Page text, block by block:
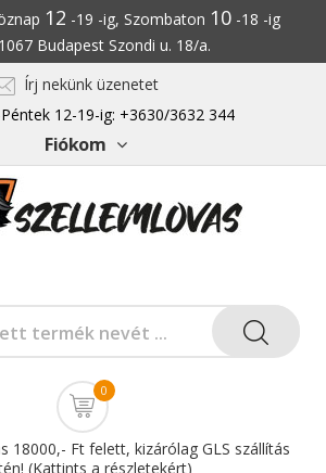
12 -19 -ig, Szombaton 10-18 -ig
Budapest Szondi u. 18/a.
Írj nekünk üzenetet
12-19-ig: +3630/3632 344
Fiókom
0
18000,- Ft felett, kizárólag GLS szállítás
(Kattints a részletekért)